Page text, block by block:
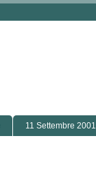
11 Settembre 2001